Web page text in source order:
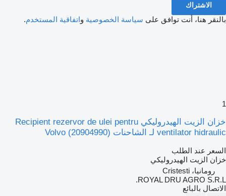
الاشتراك
بالنقر هنا، أنت توافق على سياسة الخصوصية واتفاقية المستخدم.
1
خزان الزيت الهيدروليكي Recipient rezervor de ulei pentru
ventilator hidraulic لـ الشاحنات Volvo (20904990)
السعر عند الطلب
خزان الزيت الهيدروليكي
رومانيا، Cristesti
ROYAL DRU AGRO S.R.L.
الاتصال بالبائع